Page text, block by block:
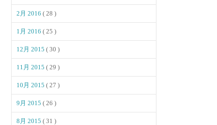
2月 2016( 28 )
1月 2016( 25 )
12月 2015( 30 )
11月 2015( 29 )
10月 2015( 27 )
9月 2015( 26 )
8月 2015( 31 )